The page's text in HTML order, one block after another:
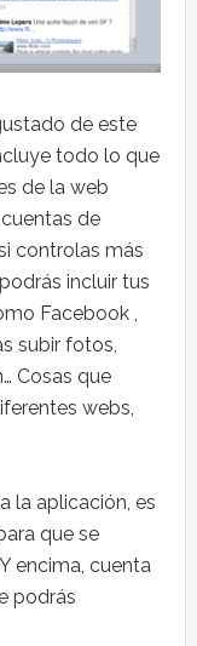
de este
todo lo que
de la web
de
controlas más
incluir tus
Facebook ,
subir fotos,
Cosas que
webs,
la aplicación, es
que se
encima, cuenta
podrás